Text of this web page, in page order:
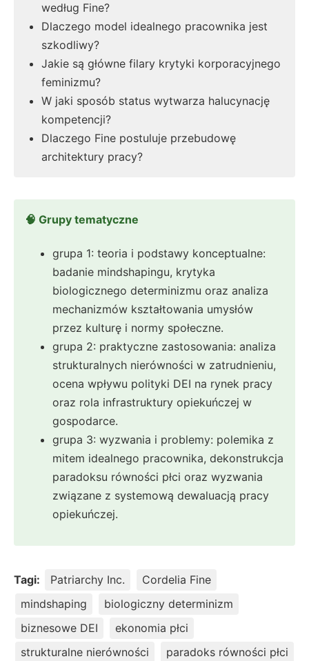
według Fine?
Dlaczego model idealnego pracownika jest
szkodliwy?
Jakie są główne filary krytyki korporacyjnego
feminizmu?
W jaki sposób status wytwarza halucynację
kompetencji?
Dlaczego Fine postuluje przebudowę
architektury pracy?
🧠 Grupy tematyczne
grupa 1: teoria i podstawy konceptualne:
badanie mindshapingu, krytyka
biologicznego determinizmu oraz analiza
mechanizmów kształtowania umysłów
przez kulturę i normy społeczne.
grupa 2: praktyczne zastosowania: analiza
strukturalnych nierówności w zatrudnieniu,
ocena wpływu polityki DEI na rynek pracy
oraz rola infrastruktury opiekuńczej w
gospodarce.
grupa 3: wyzwania i problemy: polemika z
mitem idealnego pracownika, dekonstrukcja
paradoksu równości płci oraz wyzwania
związane z systemową dewaluacją pracy
opiekuńczej.
Tagi: Patriarchy Inc.
Cordelia Fine
mindshaping
biologiczny determinizm
biznesowe DEI
ekonomia płci
strukturalne nierówności
paradoks równości płci